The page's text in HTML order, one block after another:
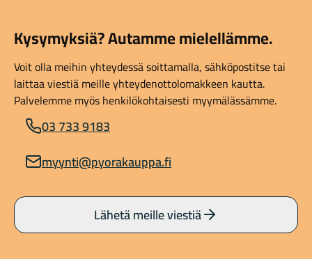
Kysymyksiä? Autamme mielellämme.
Voit olla meihin yhteydessä soittamalla, sähköpostitse tai
laittaa viestiä meille yhteydenottolomakkeen kautta.
Palvelemme myös henkilökohtaisesti myymälässämme.
03 733 9183
myynti@pyorakauppa.fi
Lähetä meille viestiä